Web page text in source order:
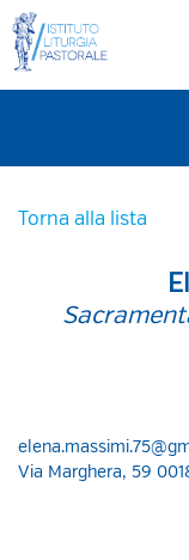
Torna alla lista
Via Marghera, 59